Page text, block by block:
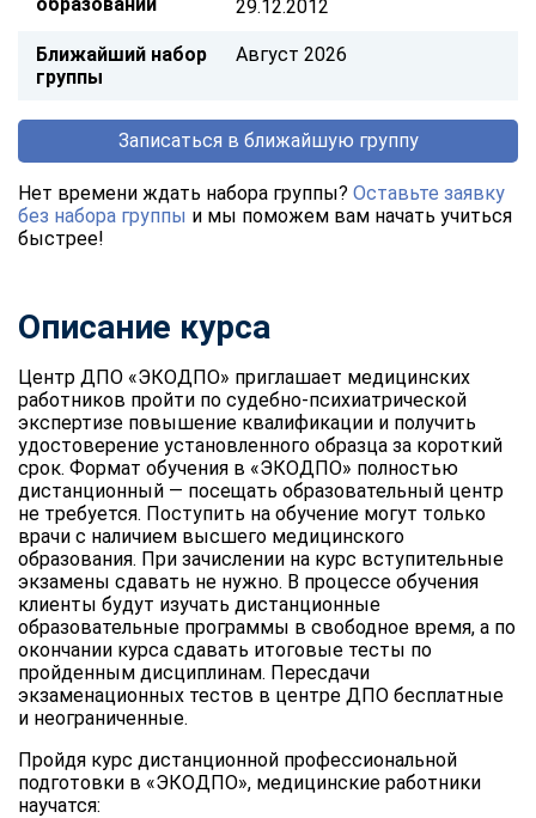
29.12.2012
Ближайший набор
группы
Август 2026
Записаться в ближайшую группу
Нет времени ждать набора группы? Оставьте заявку
без набора группы и мы поможем вам начать учиться
быстрее!
Описание курса
Центр ДПО «ЭКОДПО» приглашает медицинских
работников пройти по судебно-психиатрической
экспертизе повышение квалификации и получить
удостоверение установленного образца за короткий
срок. Формат обучения в «ЭКОДПО» полностью
дистанционный — посещать образовательный центр
не требуется. Поступить на обучение могут только
врачи с наличием высшего медицинского
образования. При зачислении на курс вступительные
экзамены сдавать не нужно. В процессе обучения
клиенты будут изучать дистанционные
образовательные программы в свободное время, а по
окончании курса сдавать итоговые тесты по
пройденным дисциплинам. Пересдачи
экзаменационных тестов в центре ДПО бесплатные
и неограниченные.
Пройдя курс дистанционной профессиональной
подготовки в «ЭКОДПО», медицинские работники
научатся: